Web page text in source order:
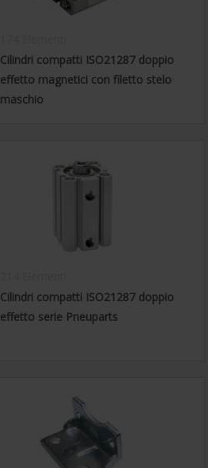
Cilindri compatti ISO21287 doppio
effetto magnetici con filetto stelo
maschio
Cilindri compatti ISO21287 doppio
effetto serie Pneuparts